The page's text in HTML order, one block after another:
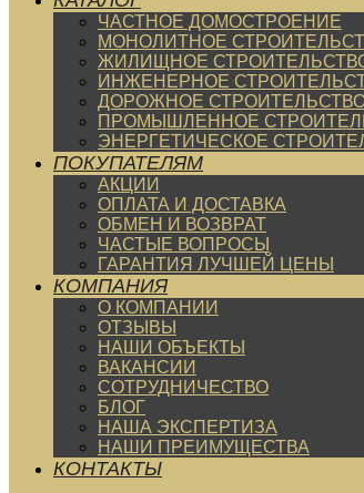
ЧАСТНОЕ ДОМОСТРОЕНИЕ
МОНОЛИТНОЕ
ЖИЛИЩНОЕ
ИНЖЕНЕРНОЕ
ДОРОЖНОЕ
ПРОМЫШЛЕННОЕ
ЭНЕРГЕТИЧЕСКОЕ
ПОКУПАТЕЛЯМ
АКЦИИ
ОПЛАТА И ДОСТАВКА
ОБМЕН И ВОЗВРАТ
ЧАСТЫЕ ВОПРОСЫ
ГАРАНТИЯ ЛУЧШЕЙ ЦЕНЫ
КОМПАНИЯ
О КОМПАНИИ
ОТЗЫВЫ
НАШИ ОБЪЕКТЫ
ВАКАНСИИ
СОТРУДНИЧЕСТВО
БЛОГ
НАША ЭКСПЕРТИЗА
НАШИ ПРЕИМУЩЕСТВА
КОНТАКТЫ